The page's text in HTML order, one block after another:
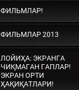
ФИЛЬМЛАР!
ФИЛЬМЛАР 2013
ЛОЙИҲА: ЭКРАНГА
ЧИҚМАГАН ГАПЛАР!
ЭКРАН ОРТИ
ҲАҚИҚАТЛАРИ!